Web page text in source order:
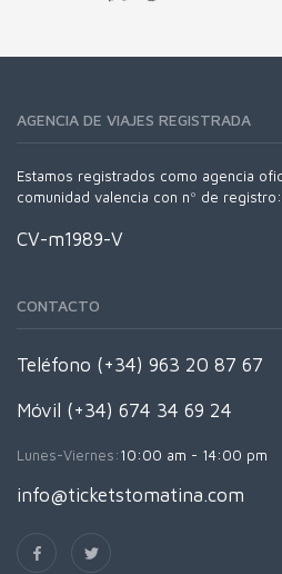
AGENCIA DE VIAJES REGISTRADA
Estamos registrados como agencia
comunidad valencia con nº de registro:
CV-m1989-V
CONTACTO
Teléfono (+34) 963 20 87 67
Móvil (+34) 674 34 69 24
Lunes-Viernes:10:00 am - 14:00 pm
info@ticketstomatina.com